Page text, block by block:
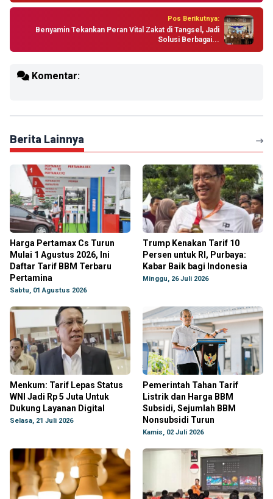
Pos Berikutnya:
Benyamin Tekankan Peran Vital Zakat di Tangsel, Jadi
Solusi Berbagai...
Komentar:
Berita Lainnya
Harga Pertamax Cs Turun
Mulai 1 Agustus 2026, Ini
Daftar Tarif BBM Terbaru
Pertamina
Sabtu, 01 Agustus 2026
Trump Kenakan Tarif 10
Persen untuk RI, Purbaya:
Kabar Baik bagi Indonesia
Minggu, 26 Juli 2026
Menkum: Tarif Lepas Status
WNI Jadi Rp 5 Juta Untuk
Dukung Layanan Digital
Selasa, 21 Juli 2026
Pemerintah Tahan Tarif
Listrik dan Harga BBM
Subsidi, Sejumlah BBM
Nonsubsidi Turun
Kamis, 02 Juli 2026